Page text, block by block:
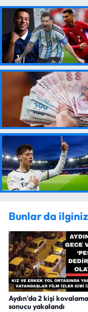
Bunlar da
Aydın'da 2 kişi
sonucu yakalandı